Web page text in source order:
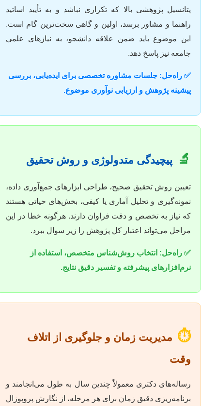
پتانسیل پژوهشی بالا که تکراری نباشد و به تأیید اساتید
راهنما و مشاور برسد، اولین و گاهی سخت‌ترین گام است.
این موضوع باید ضمن علاقه دانشجو، به نیازهای علمی
جامعه نیز پاسخ دهد.
✅ راه‌حل: جلسات مشاوره تخصصی برای ایده‌یابی، بررسی
پیشینه پژوهش و ارزیابی نوآوری موضوع.
🔬 پیچیدگی متدولوژی و روش تحقیق
تعیین روش تحقیق صحیح، طراحی ابزارهای جمع‌آوری داده،
نمونه‌گیری و تحلیل آماری یا کیفی، بخش‌های حیاتی هستند
که نیاز به تخصص و دقت فراوان دارند. هرگونه خطا در این
مراحل می‌تواند اعتبار کل پژوهش را زیر سوال ببرد.
✅ راه‌حل: انتخاب روش‌شناس متخصص، استفاده از
نرم‌افزارهای پیشرفته و تفسیر دقیق نتایج.
⏱️
مدیریت زمان و جلوگیری از اتلاف
وقت
رساله‌های دکتری معمولاً چندین سال به طول می‌انجامند و
برنامه‌ریزی دقیق زمان برای هر مرحله، از نگارش پروپوزال